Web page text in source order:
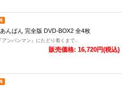
んぱん 完全版 DVD-BOX2 全4枚
アンパンマン』にたどり着くまで..
販売価格: 16,720円(税込)